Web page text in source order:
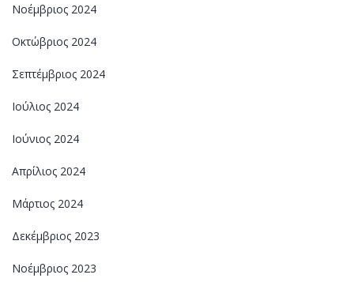
Νοέμβριος 2024
Οκτώβριος 2024
Σεπτέμβριος 2024
Ιούλιος 2024
Ιούνιος 2024
Απρίλιος 2024
Μάρτιος 2024
Δεκέμβριος 2023
Νοέμβριος 2023